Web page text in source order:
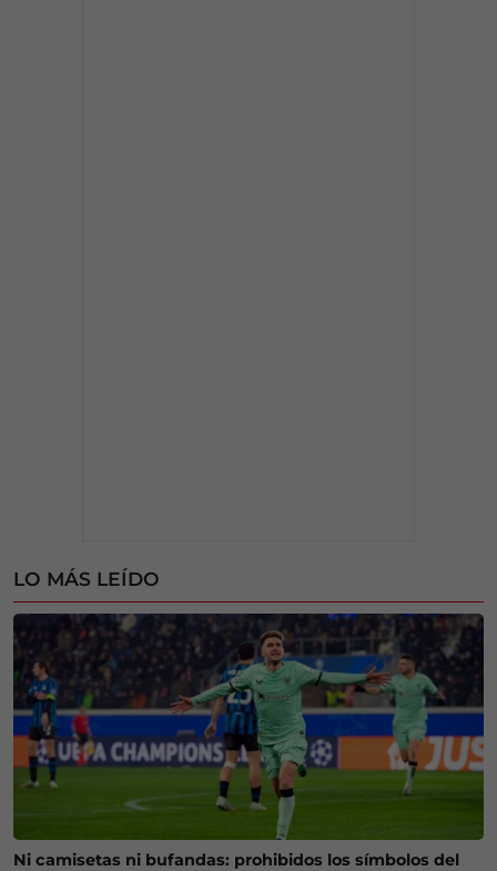
LO MÁS LEÍDO
Ni camisetas ni bufandas: prohibidos los símbolos del